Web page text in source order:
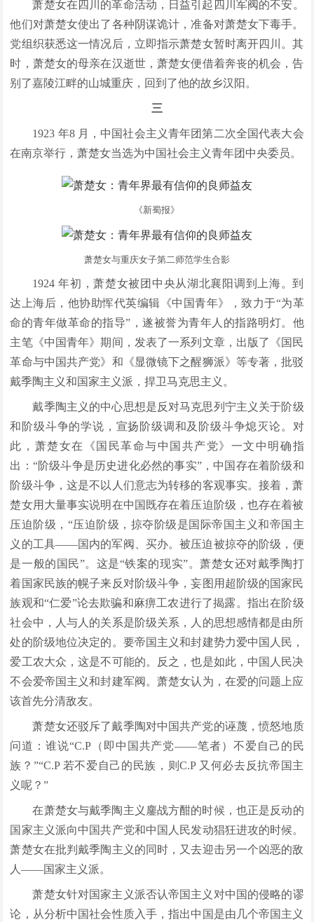
萧楚女在四川的革命活动，日益引起四川军阀的不安。
他们对萧楚女使出了各种阴谋诡计，准备对萧楚女下毒手。
党组织获悉这一情况后，立即指示萧楚女暂时离开四川。其
时，萧楚女的母亲在汉逝世，萧楚女便借着奔丧的机会，告
别了嘉陵江畔的山城重庆，回到了他的故乡汉阳。
三
1923 年8 月，中国社会主义青年团第二次全国代表大会
在南京举行，萧楚女当选为中国社会主义青年团中央委员。
《新蜀报》
萧楚女与重庆女子第二师范学生合影
1924 年初，萧楚女被团中央从湖北襄阳调到上海。到
达上海后，他协助恽代英编辑《中国青年》，致力于“为革
命的青年做革命的指导”，遂被誉为青年人的指路明灯。他
主笔《中国青年》期间，发表了一系列文章，出版了《国民
革命与中国共产党》和《显微镜下之醒狮派》等专著，批驳
戴季陶主义和国家主义派，捍卫马克思主义。
戴季陶主义的中心思想是反对马克思列宁主义关于阶级
和阶级斗争的学说，宣扬阶级调和及阶级斗争熄灭论。对
此，萧楚女在《国民革命与中国共产党》一文中明确指
出：“阶级斗争是历史进化必然的事实”，中国存在着阶级和
阶级斗争，这是不以人们意志为转移的客观事实。接着，萧
楚女用大量事实说明在中国既存在着压迫阶级，也存在着被
压迫阶级，“压迫阶级，掠夺阶级是国际帝国主义和帝国主
义的工具——国内的军阀、买办。被压迫被掠夺的阶级，便
是一般的国民”。这是“铁案的现实”。萧楚女还对戴季陶打
着国家民族的幌子来反对阶级斗争，妄图用超阶级的国家民
族观和“仁爱”论去欺骗和麻痹工农进行了揭露。指出在阶级
社会中，人与人的关系是阶级关系，人的思想感情都是由所
处的阶级地位决定的。要帝国主义和封建势力爱中国人民，
爱工农大众，这是不可能的。反之，也是如此，中国人民决
不会爱帝国主义和封建军阀。萧楚女认为，在爱的问题上应
该首先分清敌友。
萧楚女还驳斥了戴季陶对中国共产党的诬蔑，愤怒地质
问道：谁说“C.P（即中国共产党——笔者）不爱自己的民
族？”“C.P 若不爱自己的民族，则C.P 又何必去反抗帝国主
义呢？”
在萧楚女与戴季陶主义鏖战方酣的时候，也正是反动的
国家主义派向中国共产党和中国人民发动猖狂进攻的时候。
萧楚女在批判戴季陶主义的同时，又去迎击另一个凶恶的敌
人——国家主义派。
萧楚女针对国家主义派否认帝国主义对中国的侵略的谬
论，从分析中国社会性质入手，指出中国是由几个帝国主义